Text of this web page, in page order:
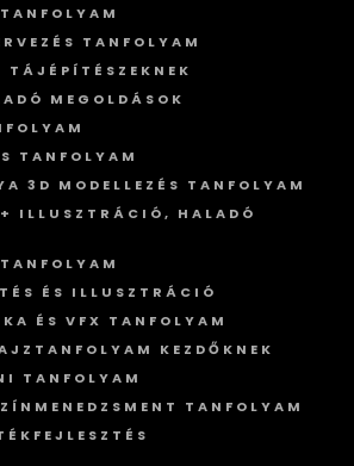
TANFOLYAM
MEGOLDÁSOK
TANFOLYAM
3D MODELLEZÉS TANFOLYAM
ILLUSZTRÁCIÓ, HALADÓ
ÉS ILLUSZTRÁCIÓ
ÉS VFX TANFOLYAM
KEZDŐKNEK
TANFOLYAM
TANFOLYAM